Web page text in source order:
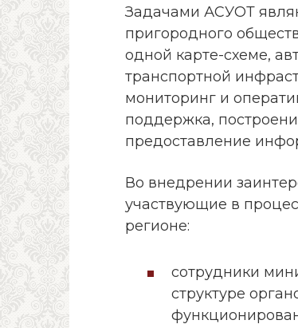
Задачами АСУОТ
пригородного
одной карте-схеме,
транспортной
мониторинг и
поддержка,
предоставление
Во внедрении
участвующие в
регионе:
сотрудники
структуре